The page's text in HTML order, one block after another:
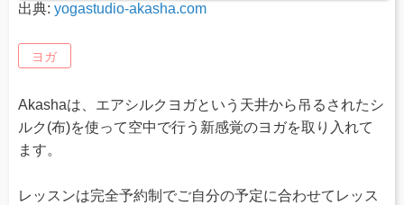
出典: yogastudio-akasha.com
ヨガ
Akashaは、エアシルクヨガという天井から吊るされたシ
ルク(布)を使って空中で行う新感覚のヨガを取り入れて
ます。
レッスンは完全予約制でご自分の予定に合わせてレッス